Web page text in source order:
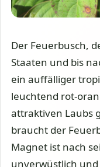
Der Feuerbusch,
Staaten und bis
ein auffälliger
leuchtend rot-
attraktiven Laubs
braucht der
Magnet ist nach
unverwüstlich